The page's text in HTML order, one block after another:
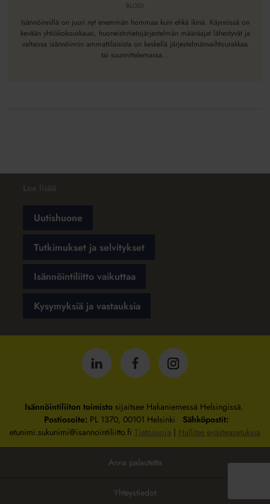
(vielä)
BLOGI
Isännöinnillä on juuri nyt enemmän hommaa kuin ehkä ikinä. Käynnissä on
kevään yhtiökokouskausi, huoneistotietojärjestelmän määräajat lähestyvät ja
valtaosa isännöinnin ammattilaisista on keskellä järjestelmänvaihtourakkaa
tai suunnittelemassa...
Uutishuone
Tutkimukset ja selvitykset
Isännöintiliitto vaikuttaa
Kysymyksiä ja vastauksia
Isännöintiliitto
LinkedInissä
Isännöintiliitto
Facebookissa
Isännöintiliitto
Instagrammissa
Isännöintiliiton toimistosijaitsee Hakaniemessä Helsingissä.
Postiosoite: PL 1370, 00101 Helsinki Sähköpostit:
etunimi.sukunimi@isannointiliitto.fi Tietosuoja | Hallitse evästeasetuksia
Anna palautetta
Yhteystiedot